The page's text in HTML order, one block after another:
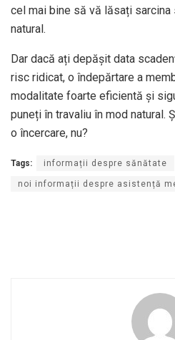
cel mai bine să vă lăsați
natural.
Dar dacă ați depășit data
risc ridicat, o îndepărtare a
modalitate foarte eficientă și
puneți în travaliu în mod natural.
o încercare, nu?
Tags: informații despre sănătate
noi informații despre asistență